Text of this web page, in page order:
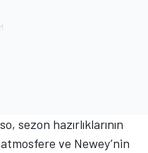
sezon hazırlıklarının
ve Newey’nin